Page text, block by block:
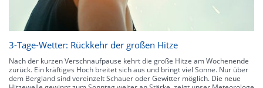
3-Tage-Wetter: Rückkehr der großen Hitze
Nach der kurzen Verschnaufpause kehrt die große Hitze am Wochenende
zurück. Ein kräftiges Hoch breitet sich aus und bringt viel Sonne. Nur über
dem Bergland sind vereinzelt Schauer oder Gewitter möglich. Die neue